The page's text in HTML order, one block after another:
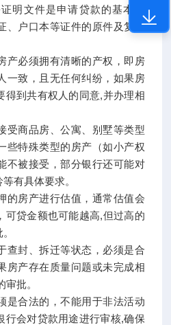
明文件是申请贷款的基本要
、户口本等证件的原件及复印
产必须拥有清晰的产权，即房
一致，且无任何纠纷，如果房
得到共有权人的同意,并办理相
受商品房、公寓、别墅等类型
些特殊类型的房产（如小产权
不被接受，部分银行还可能对
有具体要求。
的房产进行估值，通常估值会
可贷金额也可能越高,但过高的
查封、拆迁等状态，必须是合
房产存在质量问题或未完成相
批。
是合法的，不能用于非法活动
行会对贷款用途进行审核,确保